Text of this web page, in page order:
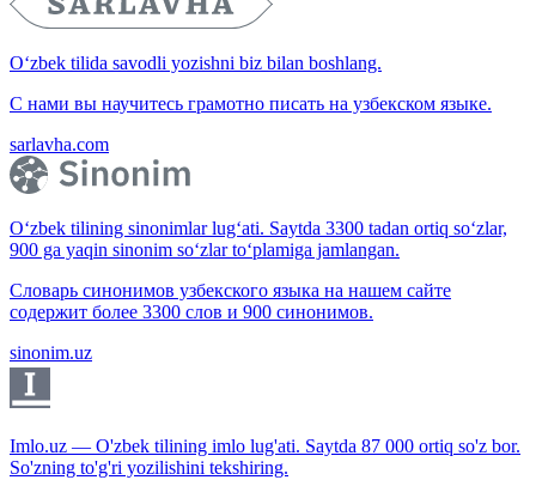
O‘zbek tilida savodli yozishni biz bilan boshlang.
С нами вы научитесь грамотно писать на узбекском языке.
sarlavha.com
O‘zbek tilining sinonimlar lug‘ati. Saytda 3300 tadan ortiq so‘zlar,
900 ga yaqin sinonim so‘zlar to‘plamiga jamlangan.
Словарь синонимов узбекского языка на нашем сайте
содержит более 3300 слов и 900 синонимов.
sinonim.uz
Imlo.uz — O'zbek tilining imlo lug'ati. Saytda 87 000 ortiq so'z bor.
So'zning to'g'ri yozilishini tekshiring.